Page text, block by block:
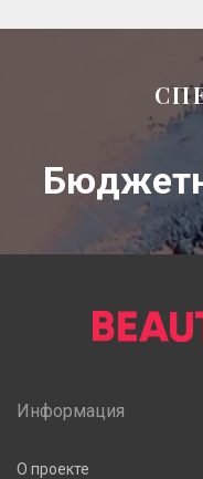
Информация
О проекте